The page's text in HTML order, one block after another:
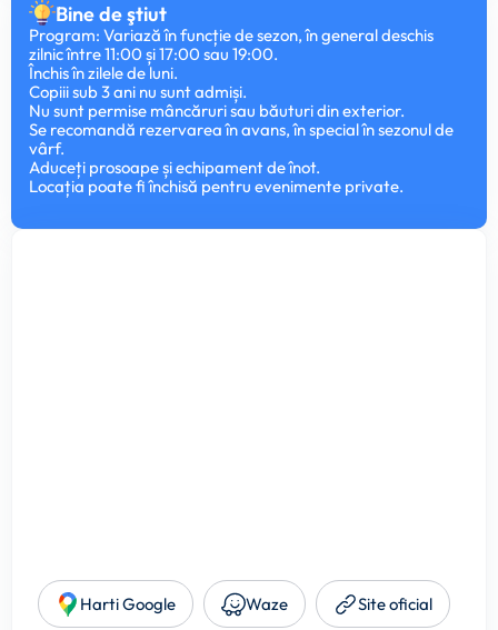
Bine de ştiut
Program: Variază în funcție de sezon, în general deschis
zilnic între 11:00 și 17:00 sau 19:00.
Închis în zilele de luni.
Copiii sub 3 ani nu sunt admiși.
Nu sunt permise mâncăruri sau băuturi din exterior.
Se recomandă rezervarea în avans, în special în sezonul de
vârf.
Aduceți prosoape și echipament de înot.
Locația poate fi închisă pentru evenimente private.
Harti Google Waze
Site oficial